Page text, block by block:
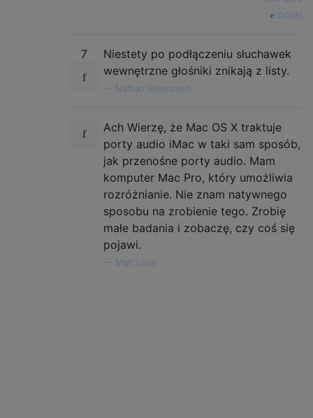
źródło
7
Niestety po podłączeniu słuchawek
wewnętrzne głośniki znikają z listy.
Nathan Greenstein
Ach Wierzę, że Mac OS X traktuje
porty audio iMac w taki sam sposób,
jak przenośne porty audio. Mam
komputer Mac Pro, który umożliwia
rozróżnianie. Nie znam natywnego
sposobu na zrobienie tego. Zrobię
małe badania i zobaczę, czy coś się
pojawi.
Matt Love